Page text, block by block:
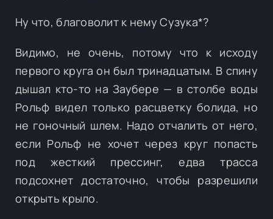
Ну что, благоволит к нему Сузука*?
Видимо, не очень, потому что к исходу
первого круга он был тринадцатым. В спину
дышал кто-то на Заубере — в столбе воды
Рольф видел только расцветку болида, но
не гоночный шлем. Надо отчалить от него,
если Рольф не хочет через круг попасть
под жесткий прессинг, едва трасса
подсохнет достаточно, чтобы разрешили
открыть крыло.